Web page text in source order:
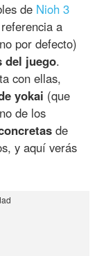
de Nioh 3
a
por defecto)
del juego.
con ellas,
yokai (que
de los
de
y aquí verás